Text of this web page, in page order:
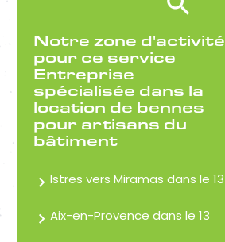
Notre zone d'activité
pour ce service
Entreprise
spécialisée dans la
location de bennes
pour artisans du
bâtiment
Istres vers Miramas dans le 13
Aix-en-Provence dans le 13